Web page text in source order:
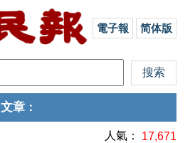
電子報 简体版
文章 ：
人氣： 17,671